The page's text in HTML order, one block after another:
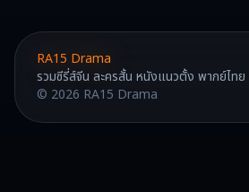
RA15 Drama
รวมซีรี่ส์จีน ละครสั้น หนังแนวตั้ง พากย์ไท
© 2026 RA15 Drama